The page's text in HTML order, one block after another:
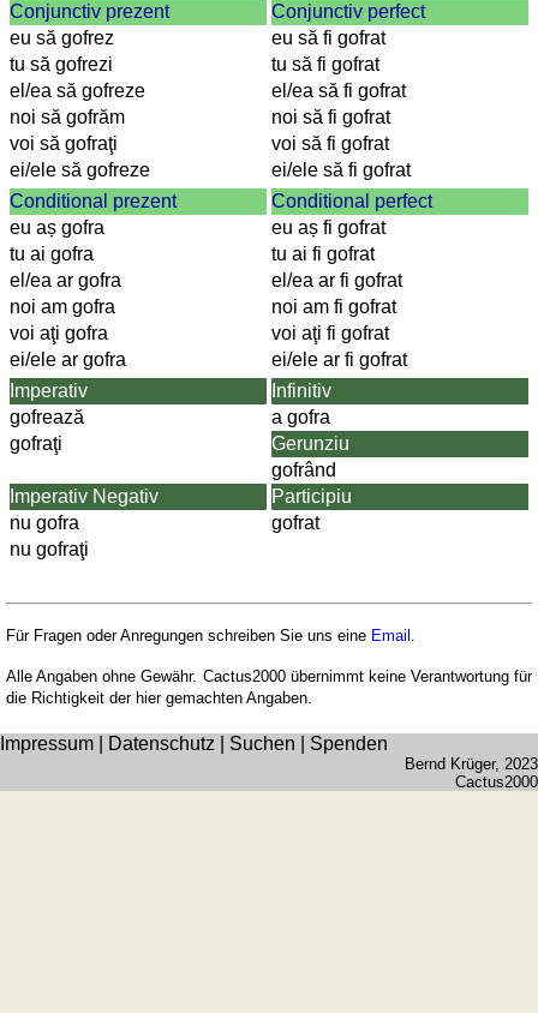
Conjunctiv prezent
eu să gofrez
tu să gofrezi
el/ea să gofreze
noi să gofrăm
voi să gofraţi
ei/ele să gofreze
Conjunctiv perfect
eu să fi gofrat
tu să fi gofrat
el/ea să fi gofrat
noi să fi gofrat
voi să fi gofrat
ei/ele să fi gofrat
Conditional prezent
eu aș gofra
tu ai gofra
el/ea ar gofra
noi am gofra
voi aţi gofra
ei/ele ar gofra
Conditional perfect
eu aș fi gofrat
tu ai fi gofrat
el/ea ar fi gofrat
noi am fi gofrat
voi aţi fi gofrat
ei/ele ar fi gofrat
Imperativ
gofrează
gofraţi
Imperativ Negativ
nu gofra
nu gofraţi
Infinitiv
a gofra
Gerunziu
gofrând
Participiu
gofrat
Für Fragen oder Anregungen schreiben Sie uns eine Email .
Alle Angaben ohne Gewähr. Cactus2000 übernimmt keine Verantwortung für
die Richtigkeit der hier gemachten Angaben.
Impressum Datenschutz Suchen Spenden
Bernd Krüger, 2023
Cactus2000